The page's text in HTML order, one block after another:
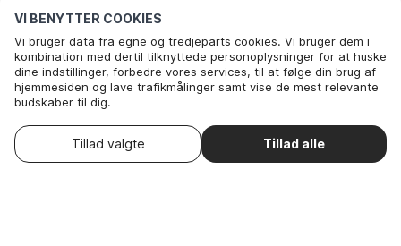
VI BENYTTER COOKIES
Vi bruger data fra egne og tredjeparts cookies. Vi bruger dem i
kombination med dertil tilknyttede personoplysninger for at huske
dine indstillinger, forbedre vores services, til at følge din brug af
hjemmesiden og lave trafikmålinger samt vise de mest relevante
budskaber til dig.
hvilke af vores valgfrie cookies du vil acceptere.
Læs mere om vores cookie- og privatlivspolitik. Du kan
trække dit samtykke tilbageHer.
Tillad alle
Tillad valgte
Rejseperiode og gæster
Dato
Gæster 2 Gæster
Vælg ankomstdato